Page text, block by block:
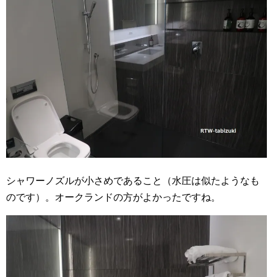
シャワーノズルが小さめであること（水圧は似たようなも
のです）。オークランドの方がよかったですね。